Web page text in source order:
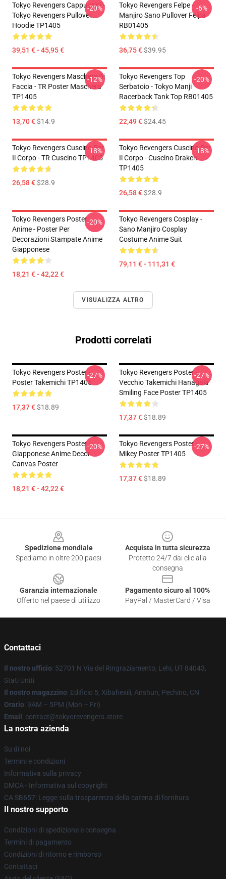
Tokyo Revengers Cappuccini -
Tokyo Revengers Pullover
Hoodie TP1405
39,51 € - 45,95 €
-20%
Tokyo Revengers Felpe -
Manjiro Sano Pullover Felpa
RB01405
36,75 €$39.95
-6%
Tokyo Revengers Maschere Di
Faccia - TR Poster Maschera
TP1405
13,70 €$14.9
-12%
Tokyo Revengers Top
Serbatoio - Tokyo Manji
Racerback Tank Top RB01405
22,49 €$24.45
-20%
Tokyo Revengers Cuscino Per
Il Corpo - TR Cuscino TP1405
26,58 €$28.9
-18%
Tokyo Revengers Cuscino Per
Il Corpo - Cuscino Draken
TP1405
26,58 €$28.9
-18%
Tokyo Revengers Poster
Anime - Poster Per
Decorazioni Stampate Anime
Giapponese
18,21 € - 42,22 €
-20%
Tokyo Revengers Cosplay -
Sano Manjiro Cosplay
Costume Anime Suit
79,11 € - 111,31 €
VISUALIZZA ALTRO
Prodotti correlati
Tokyo Revengers Poster -
Poster Takemichi TP1405
17,37 €$18.89
-27%
Tokyo Revengers Poster -
Vecchio Takemichi Hanagaki
Smiling Face Poster TP1405
17,37 €$18.89
-27%
Tokyo Revengers Poster -
Giapponese Anime Decor
Canvas Poster
18,21 € - 42,22 €
-20%
Tokyo Revengers Poster -
Mikey Poster TP1405
17,37 €$18.89
-27%
Spedizione mondiale
Spediamo in oltre 200 paesi
Acquista in tutta sicurezza
Protetto 24/7 dai clic alla
consegna
Garanzia internazionale
Offerto nel paese di utilizzo
Pagamento sicuro al 100%
PayPal / MasterCard / Visa
Contattaci
Il nostro ufficio: 52701 N Via del Ringraziamento, Lehi, UT 84043,
Stati Uniti
Il nostro magazzino: Edificio 5, Xibahexili, Anshun, Pechino, CN
Orario: 9AM – 5PM (Mon – Fri)
Email: contact@tokyorevengers.store
La nostra azienda
Su di noi
Termini e condizioni
Informativa sulla privacy
DMCA - Informativa sul copyright
CA SB657: Legge sulla trasparenza della catena di fornitura
Il nostro supporto
Condizioni di spedizione e consegna
Termini di pagamento
Condizioni di ritorno e rimborso
Contattaci